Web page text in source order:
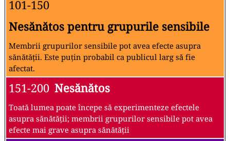
101-150
Nesănătos pentru grupurile sensibile
Membrii grupurilor sensibile pot avea efecte asupra
sănătății. Este puțin probabil ca publicul larg să fie
afectat.
151-200 Nesănătos
Toată lumea poate începe să experimenteze efectele
asupra sănătății; membrii grupurilor sensibile pot avea
efecte mai grave asupra sănătății